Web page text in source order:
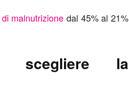
malnutrizione dal 45% al 21%
scegliere la